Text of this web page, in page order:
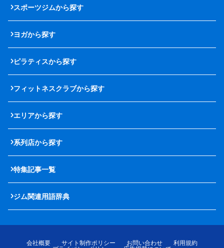
スポーツジムから探す
ヨガから探す
ピラティスから探す
フィットネスクラブから探す
エリアから探す
系列店から探す
特集記事一覧
ジム関連用語辞典
会社概要 サイト制作ポリシー お問い合わせ
利用規約